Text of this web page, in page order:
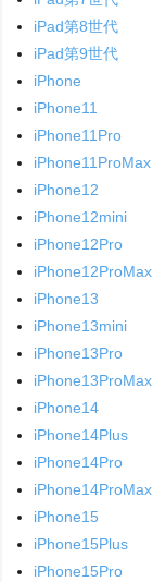
iPad第8世代
iPad第9世代
iPhone
iPhone11
iPhone11Pro
iPhone11ProMax
iPhone12
iPhone12mini
iPhone12Pro
iPhone12ProMax
iPhone13
iPhone13mini
iPhone13Pro
iPhone13ProMax
iPhone14
iPhone14Plus
iPhone14Pro
iPhone14ProMax
iPhone15
iPhone15Plus
iPhone15Pro